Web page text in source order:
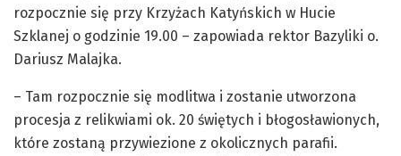
rozpocznie się przy Krzyżach Katyńskich w Hucie
Szklanej o godzinie 19.00 – zapowiada rektor Bazyliki o.
Dariusz Malajka.
– Tam rozpocznie się modlitwa i zostanie utworzona
procesja z relikwiami ok. 20 świętych i błogosławionych,
które zostaną przywiezione z okolicznych parafii.